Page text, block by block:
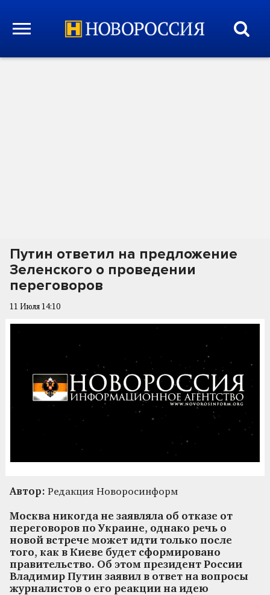
Путин ответил на предложение
Зеленского о проведении
переговоров
11 Июля 14:10
Автор: Редакция Новоросинформ
Москва никогда не заявляла об отказе от
переговоров по Украине, однако речь о
новой встрече может идти только после
того, как в Киеве будет сформировано
правительство. Об этом президент России
Владимир Путин заявил в ответ на вопросы
журналистов о его реакции на идею